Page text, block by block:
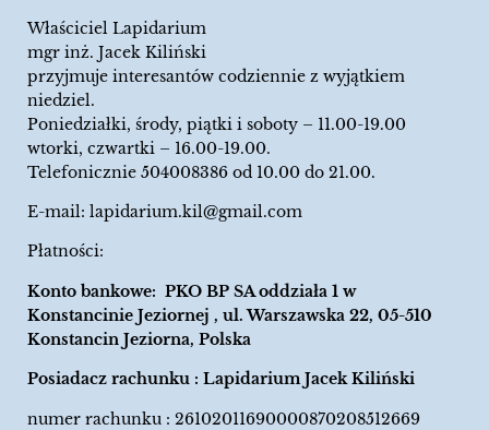
Właściciel Lapidarium
mgr inż. Jacek Kiliński
przyjmuje interesantów codziennie z wyjątkiem
niedziel.
Poniedziałki, środy, piątki i soboty – 11.00-19.00
wtorki, czwartki – 16.00-19.00.
Telefonicznie 504008386 od 10.00 do 21.00.
E-mail: lapidarium.kil@gmail.com
Płatności:
Konto bankowe: PKO BP SA oddziała 1 w
Konstancinie Jeziornej , ul. Warszawska 22, 05-510
Konstancin Jeziorna, Polska
Posiadacz rachunku : Lapidarium Jacek Kiliński
numer rachunku : 26102011690000870208512669